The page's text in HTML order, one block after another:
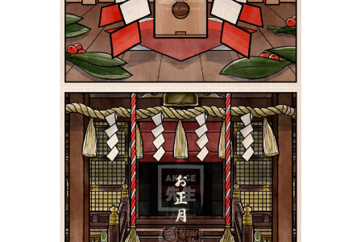
Le Nouvel An au Japon
お正月 | Shiki 四季
Yokai